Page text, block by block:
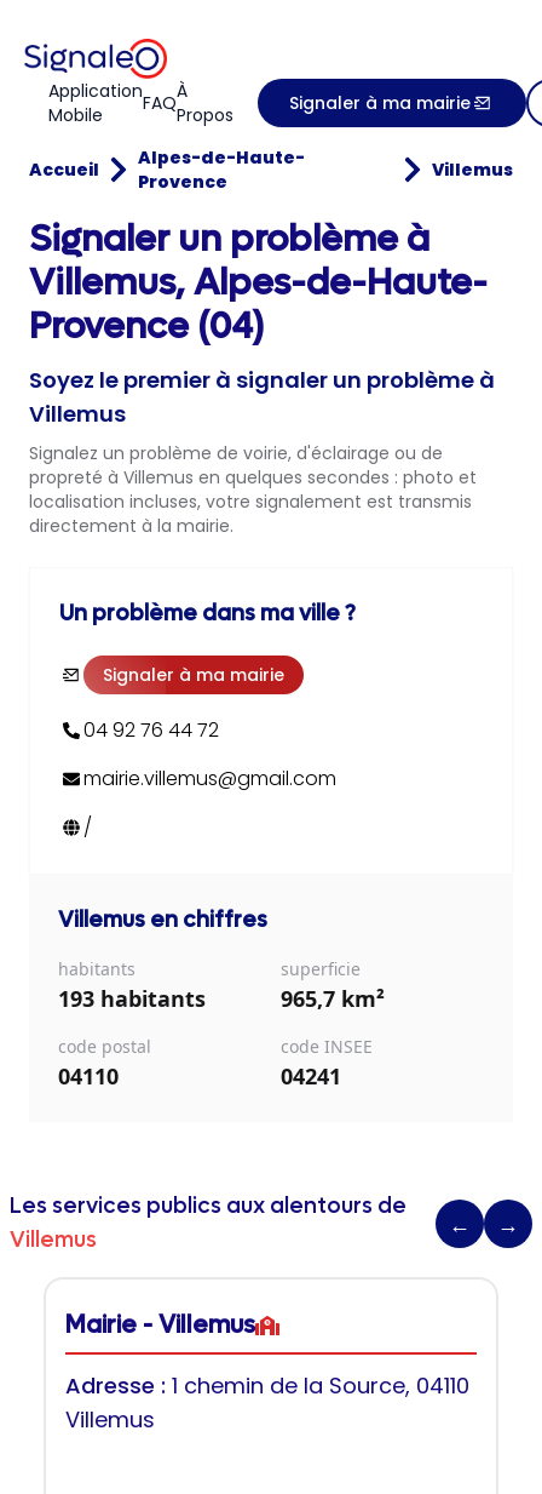
Application
Mobile
FAQÀ
Propos
Signaler à ma mairie
Accueil
Alpes-de-Haute-
Provence
Villemus
Signaler un problème à
Villemus, Alpes-de-Haute-
Provence (04)
Soyez le premier à signaler un problème à
Villemus
Signalez un problème de voirie, d'éclairage ou de
propreté à Villemus en quelques secondes : photo et
localisation incluses, votre signalement est transmis
directement à la mairie.
Un problème dans ma ville ?
Signaler à ma mairie
04 92 76 44 72
mairie.villemus@gmail.com
/
Villemus en chiffres
habitants
193 habitants
superficie
965,7 km²
code postal
04110
code INSEE
04241
Les services publics aux alentours de
Villemus
← →
Mairie - Villemus
Adresse : 1 chemin de la Source, 04110
Villemus